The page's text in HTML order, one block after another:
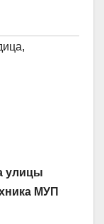
,
улицы
МУП